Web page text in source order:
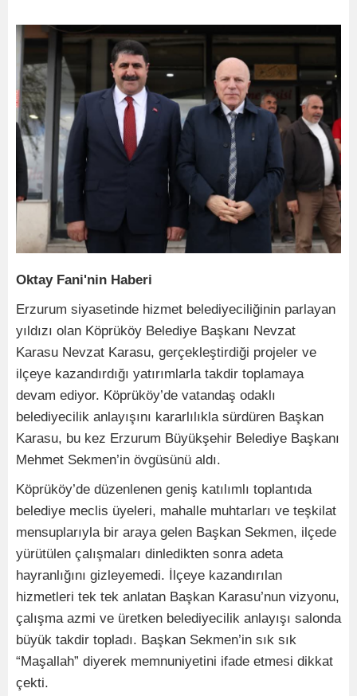
Oktay Fani'nin Haberi
Erzurum siyasetinde hizmet belediyeciliğinin parlayan
yıldızı olan Köprüköy Belediye Başkanı Nevzat
Karasu Nevzat Karasu, gerçekleştirdiği projeler ve
ilçeye kazandırdığı yatırımlarla takdir toplamaya
devam ediyor. Köprüköy’de vatandaş odaklı
belediyecilik anlayışını kararlılıkla sürdüren Başkan
Karasu, bu kez Erzurum Büyükşehir Belediye Başkanı
Mehmet Sekmen’in övgüsünü aldı.
Köprüköy’de düzenlenen geniş katılımlı toplantıda
belediye meclis üyeleri, mahalle muhtarları ve teşkilat
mensuplarıyla bir araya gelen Başkan Sekmen, ilçede
yürütülen çalışmaları dinledikten sonra adeta
hayranlığını gizleyemedi. İlçeye kazandırılan
hizmetleri tek tek anlatan Başkan Karasu’nun vizyonu,
çalışma azmi ve üretken belediyecilik anlayışı salonda
büyük takdir topladı. Başkan Sekmen’in sık sık
“Maşallah” diyerek memnuniyetini ifade etmesi dikkat
çekti.